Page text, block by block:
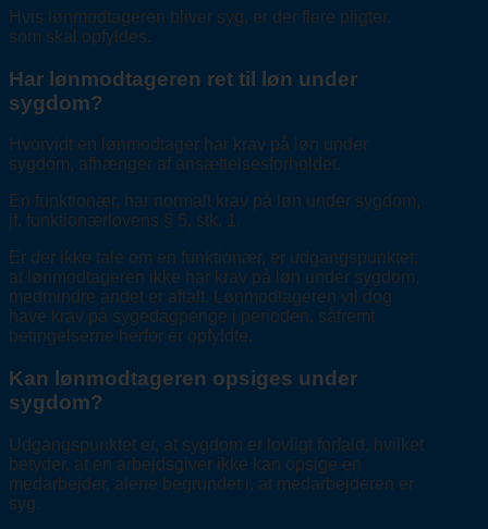
Hvis lønmodtageren bliver syg, er der flere pligter,
som skal opfyldes.
Har lønmodtageren ret til løn under
sygdom?
Hvorvidt en lønmodtager har krav på løn under
sygdom, afhænger af ansættelsesforholdet.
En funktionær, har normalt krav på løn under sygdom,
jf. funktionærlovens § 5, stk. 1.
Er der ikke tale om en funktionær, er udgangspunktet,
at lønmodtageren ikke har krav på løn under sygdom,
medmindre andet er aftalt. Lønmodtageren vil dog
have krav på sygedagpenge i perioden, såfremt
betingelserne herfor er opfyldte.
Kan lønmodtageren opsiges under
sygdom?
Udgangspunktet er, at sygdom er lovligt forfald, hvilket
betyder, at en arbejdsgiver ikke kan opsige en
medarbejder, alene begrundet i, at medarbejderen er
syg.